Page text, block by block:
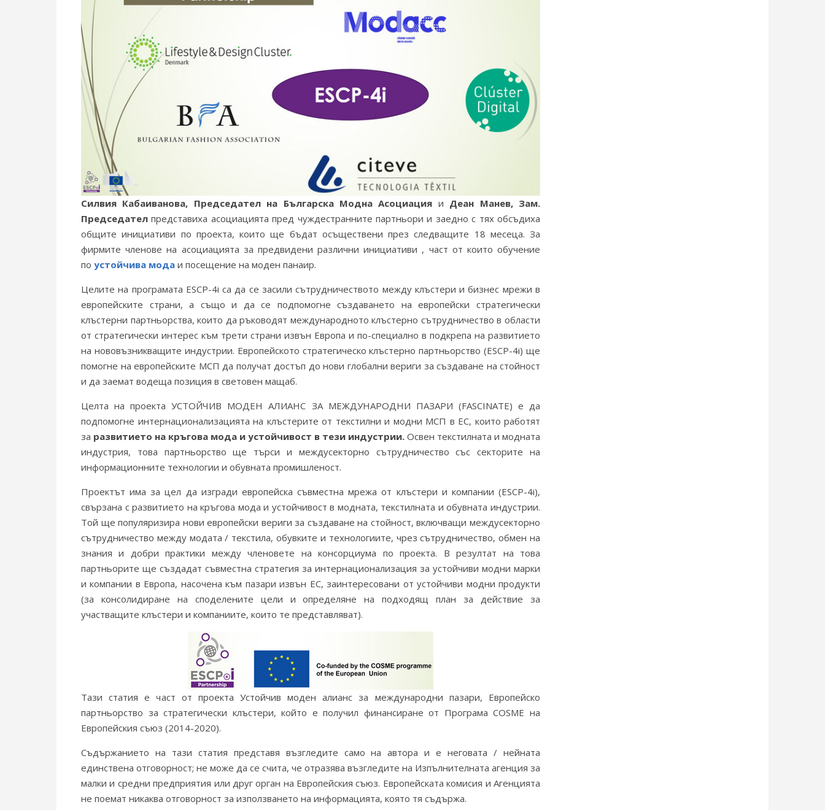
Силвия Кабаиванова, Председател на Българска Модна Асоциация и Деан Манев, Зам.
Председател представиха асоциацията пред чуждестранните партньори и заедно с тях обсъдиха
общите инициативи по проекта, които ще бъдат осъществени през следващите 18 месеца. За
фирмите членове на асоциацията за предвидени различни инициативи , част от които обучение
по устойчива мода и посещение на моден панаир.
Целите на програмата ESCP-4i са да се засили сътрудничеството между клъстери и бизнес мрежи в
европейските страни, а също и да се подпомогне създаването на европейски стратегически
клъстерни партньорства, които да ръководят международното клъстерно сътрудничество в области
от стратегически интерес към трети страни извън Европа и по-специално в подкрепа на развитието
на нововъзникващите индустрии. Европейското стратегическо клъстерно партньорство (ESCP-4i) ще
помогне на европейските МСП да получат достъп до нови глобални вериги за създаване на стойност
и да заемат водеща позиция в световен мащаб.
Целта на проекта УСТОЙЧИВ МОДЕН АЛИАНС ЗА МЕЖДУНАРОДНИ ПАЗАРИ (FASCINATE) е да
подпомогне интернационализацията на клъстерите от текстилни и модни МСП в ЕС, които работят
за развитието на кръгова мода и устойчивост в тези индустрии. Освен текстилната и модната
индустрия, това партньорство ще търси и междусекторно сътрудничество със секторите на
информационните технологии и обувната промишленост.
Проектът има за цел да изгради европейска съвместна мрежа от клъстери и компании (ESCP-4i),
свързана с развитието на кръгова мода и устойчивост в модната, текстилната и обувната индустрии.
Той ще популяризира нови европейски вериги за създаване на стойност, включващи междусекторно
сътрудничество между модата / текстила, обувките и технологиите, чрез сътрудничество, обмен на
знания и добри практики между членовете на консорциума по проекта. В резултат на това
партньорите ще създадат съвместна стратегия за интернационализация за устойчиви модни марки
и компании в Европа, насочена към пазари извън ЕС, заинтересовани от устойчиви модни продукти
(за консолидиране на споделените цели и определяне на подходящ план за действие за
участващите клъстери и компаниите, които те представляват).
Тази статия е част от проекта Устойчив моден алианс за международни пазари, Европейско
партньорство за стратегически клъстери, който е получил финансиране от Програма COSME на
Европейския съюз (2014-2020).
Съдържанието на тази статия представя възгледите само на автора и е неговата / нейната
единствена отговорност; не може да се счита, че отразява възгледите на Изпълнителната агенция за
малки и средни предприятия или друг орган на Европейския съюз. Европейската комисия и Агенцията
не поемат никаква отговорност за използването на информацията, която тя съдържа.